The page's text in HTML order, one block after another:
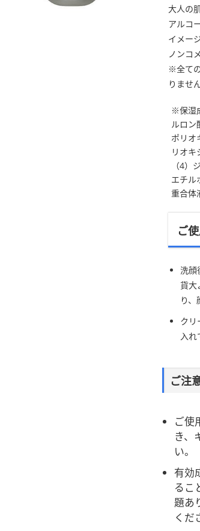
大人の
アルコ
イメー
ノンコ
※全て
りません
※保湿
ルロン
ポリオ
リオ
（4）
エチル
重合体
ご
洗顔
貨大
り、
クリ
入れ
ご注
ご使
き、
い。
有効
るこ
題あ
くだ